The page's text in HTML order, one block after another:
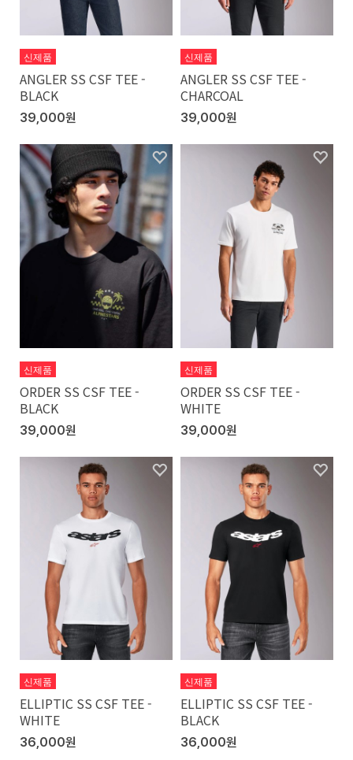
신제품
ANGLER SS CSF TEE -
BLACK
39,000원
신제품
ANGLER SS CSF TEE -
CHARCOAL
39,000원
신제품
ORDER SS CSF TEE -
BLACK
39,000원
신제품
ORDER SS CSF TEE -
WHITE
39,000원
신제품
ELLIPTIC SS CSF TEE -
WHITE
36,000원
신제품
ELLIPTIC SS CSF TEE -
BLACK
36,000원